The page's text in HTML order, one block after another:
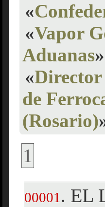
«
«Vapor
Aduanas»
«Director
de
(Rosario)
1
00001 . EL